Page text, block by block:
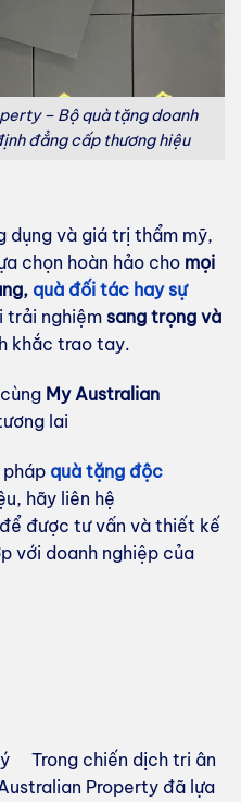
– Bộ quà tặng doanh
đẳng cấp thương hiệu
dụng và giá trị thẩm mỹ,
chọn hoàn hảo cho mọi
quà đối tác hay sự
trải nghiệm sang trọng và
khắc trao tay.
My Australian
lai
quà tặng độc
hãy liên hệ
được tư vấn và thiết kế
với doanh nghiệp của
Trong chiến dịch tri ân
Property đã lựa